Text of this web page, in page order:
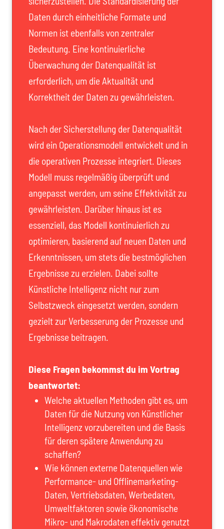
Daten durch einheitliche Formate und
Normen ist ebenfalls von zentraler
Bedeutung. Eine kontinuierliche
Überwachung der Datenqualität ist
erforderlich, um die Aktualität und
Korrektheit der Daten zu gewährleisten.
Nach der Sicherstellung der Datenqualität
wird ein Operationsmodell entwickelt und in
die operativen Prozesse integriert. Dieses
Modell muss regelmäßig überprüft und
angepasst werden, um seine Effektivität zu
gewährleisten. Darüber hinaus ist es
essenziell, das Modell kontinuierlich zu
optimieren, basierend auf neuen Daten und
Erkenntnissen, um stets die bestmöglichen
Ergebnisse zu erzielen. Dabei sollte
Künstliche Intelligenz nicht nur zum
Selbstzweck eingesetzt werden, sondern
gezielt zur Verbesserung der Prozesse und
Ergebnisse beitragen.
Diese Fragen bekommst du im Vortrag
beantwortet:
Welche aktuellen Methoden gibt es, um
Daten für die Nutzung von Künstlicher
Intelligenz vorzubereiten und die Basis
für deren spätere Anwendung zu
schaffen?
Wie können externe Datenquellen wie
Performance- und Offlinemarketing-
Daten, Vertriebsdaten, Werbedaten,
Umweltfaktoren sowie ökonomische
Mikro- und Makrodaten effektiv genutzt